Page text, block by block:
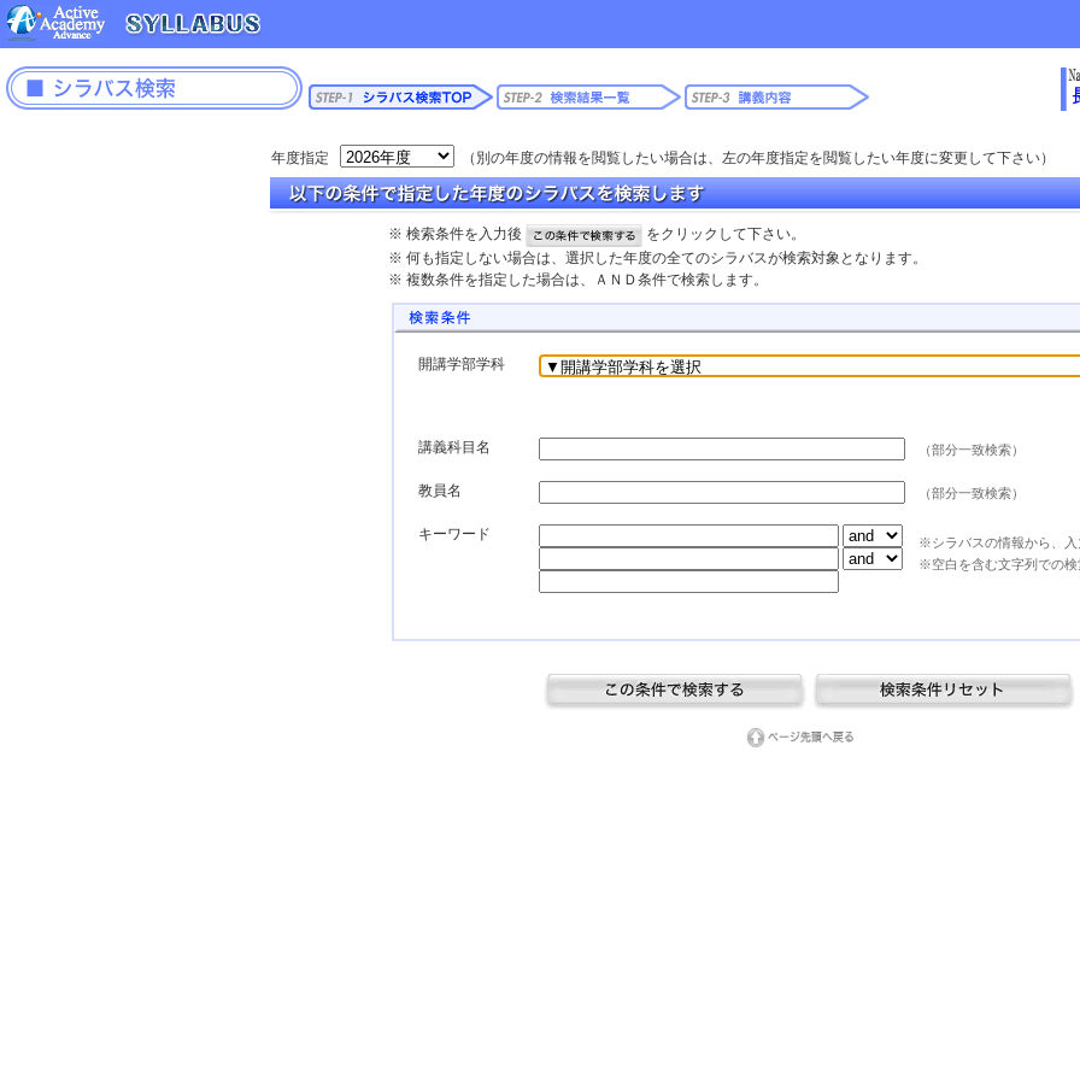
年度指定 （別の年度の情報を閲覧したい場合は、左の年度指定を閲覧したい年度に変更して下さい）
※ 検索条件を入力後
をクリックして下さい。
※ 何も指定しない場合は、選択した年度の全てのシラバスが検索対象となります。
※ 複数条件を指定した場合は、ＡＮＤ条件で検索します。
開講学部学科
講義科目名 （部分一致検索）
教員名 （部分一致検索）
キーワード
※シラバスの情報から、入
※空白を含む文字列での検